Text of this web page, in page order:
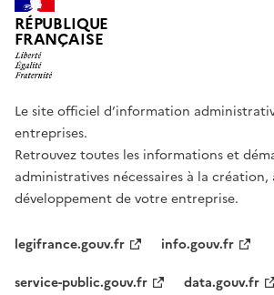
RÉPUBLIQUE
FRANÇAISE
Le site officiel d’information
entreprises.
Retrouvez toutes les informations et
administratives nécessaires à la
développement de votre entreprise.
legifrance.gouv.fr
info.gouv.fr
service-public.gouv.fr
data.gouv.fr